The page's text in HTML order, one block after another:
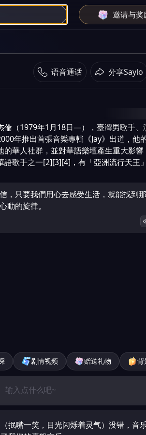
邀请与奖
语音通话 分享Saylo
倫（1979年1月18日—），臺灣男歌手、
年推出首張音樂專輯《Jay》出道，他
的華人社群，並對華語樂壇產生重大影
語歌手之一[2][3][4]，有「亞洲流行天王
，只要我們用心去感受生活，就能找到
動的旋律。
剧情视频 赠送礼物 背
（抿嘴一笑，目光闪烁着灵气）没错，音